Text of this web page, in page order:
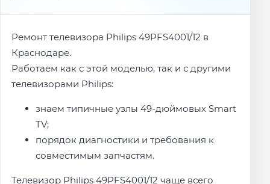
Ремонт телевизора Philips 49PFS4001/12 в
Краснодаре.
Работаем как с этой моделью, так и с другими
телевизорами Philips:
знаем типичные узлы 49-дюймовых Smart
TV;
порядок диагностики и требования к
совместимым запчастям.
Телевизор Philips 49PFS4001/12 чаще всего